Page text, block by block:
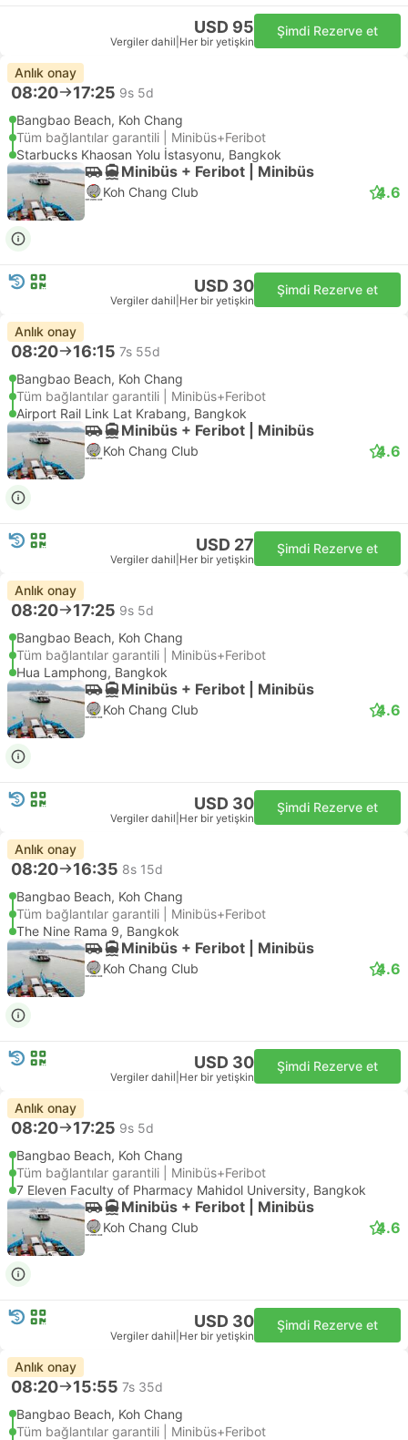
USD 95
Vergiler dahil Her bir yetişkin
Şimdi Rezerve et
Anlık onay
08:20 17:25 9s 5d
Bangbao Beach, Koh Chang
Tüm bağlantılar garantili | Minibüs+Feribot
Starbucks Khaosan Yolu İstasyonu, Bangkok
Minibüs + Feribot | Minibüs
Koh Chang Club 4.6
USD 30
Vergiler dahil Her bir yetişkin
Şimdi Rezerve et
Anlık onay
08:20 16:15 7s 55d
Bangbao Beach, Koh Chang
Tüm bağlantılar garantili | Minibüs+Feribot
Airport Rail Link Lat Krabang, Bangkok
Minibüs + Feribot | Minibüs
Koh Chang Club 4.6
USD 27
Vergiler dahil Her bir yetişkin
Şimdi Rezerve et
Anlık onay
08:20 17:25 9s 5d
Bangbao Beach, Koh Chang
Tüm bağlantılar garantili | Minibüs+Feribot
Hua Lamphong, Bangkok
Minibüs + Feribot | Minibüs
Koh Chang Club 4.6
USD 30
Vergiler dahil Her bir yetişkin
Şimdi Rezerve et
Anlık onay
08:20 16:35 8s 15d
Bangbao Beach, Koh Chang
Tüm bağlantılar garantili | Minibüs+Feribot
The Nine Rama 9, Bangkok
Minibüs + Feribot | Minibüs
Koh Chang Club 4.6
USD 30
Vergiler dahil Her bir yetişkin
Şimdi Rezerve et
Anlık onay
08:20 17:25 9s 5d
Bangbao Beach, Koh Chang
Tüm bağlantılar garantili | Minibüs+Feribot
7 Eleven Faculty of Pharmacy Mahidol University, Bangkok
Minibüs + Feribot | Minibüs
Koh Chang Club 4.6
USD 30
Vergiler dahil Her bir yetişkin
Şimdi Rezerve et
Anlık onay
08:20 15:55 7s 35d
Bangbao Beach, Koh Chang
Tüm bağlantılar garantili | Minibüs+Feribot